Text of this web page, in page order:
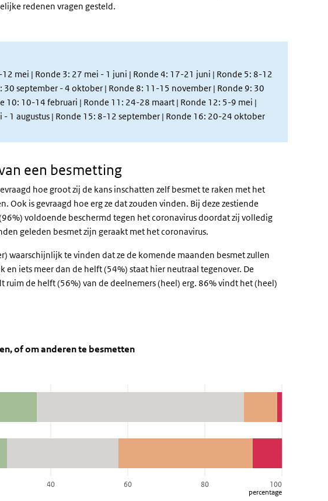
redenen vragen gesteld.
mei | Ronde 3: 27 mei - 1 juni | Ronde 4: 17-21 juni | Ronde 5: 8-12
30 september - 4 oktober | Ronde 8: 11-15 november | Ronde 9: 30
10: 10-14 februari | Ronde 11: 24-28 maart | Ronde 12: 5-9 mei |
- 1 augustus | Ronde 15: 8-12 september | Ronde 16: 20-24 oktober
een besmetting
hoe groot zij de kans inschatten zelf besmet te raken met het
Ook is gevraagd hoe erg ze dat zouden vinden. Bij deze zestiende
voldoende beschermd tegen het coronavirus doordat zij volledig
geleden besmet zijn geraakt met het coronavirus.
waarschijnlijk te vinden dat ze de komende maanden besmet zullen
iets meer dan de helft (54%) staat hier neutraal tegenover. De
de helft (56%) van de deelnemers (heel) erg. 86% vindt het (heel)
anderen besmetten
te raken, of om anderen te besmetten' over en ga naar de datatabel
te raken, of om anderen te besmetten
percentage
of om anderen te besmetten
40 60 80 100